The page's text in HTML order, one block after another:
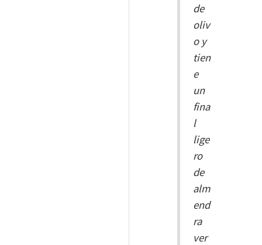
de
oliv
o y
tien
e
un
fina
l
lige
ro
de
alm
end
ra
ver